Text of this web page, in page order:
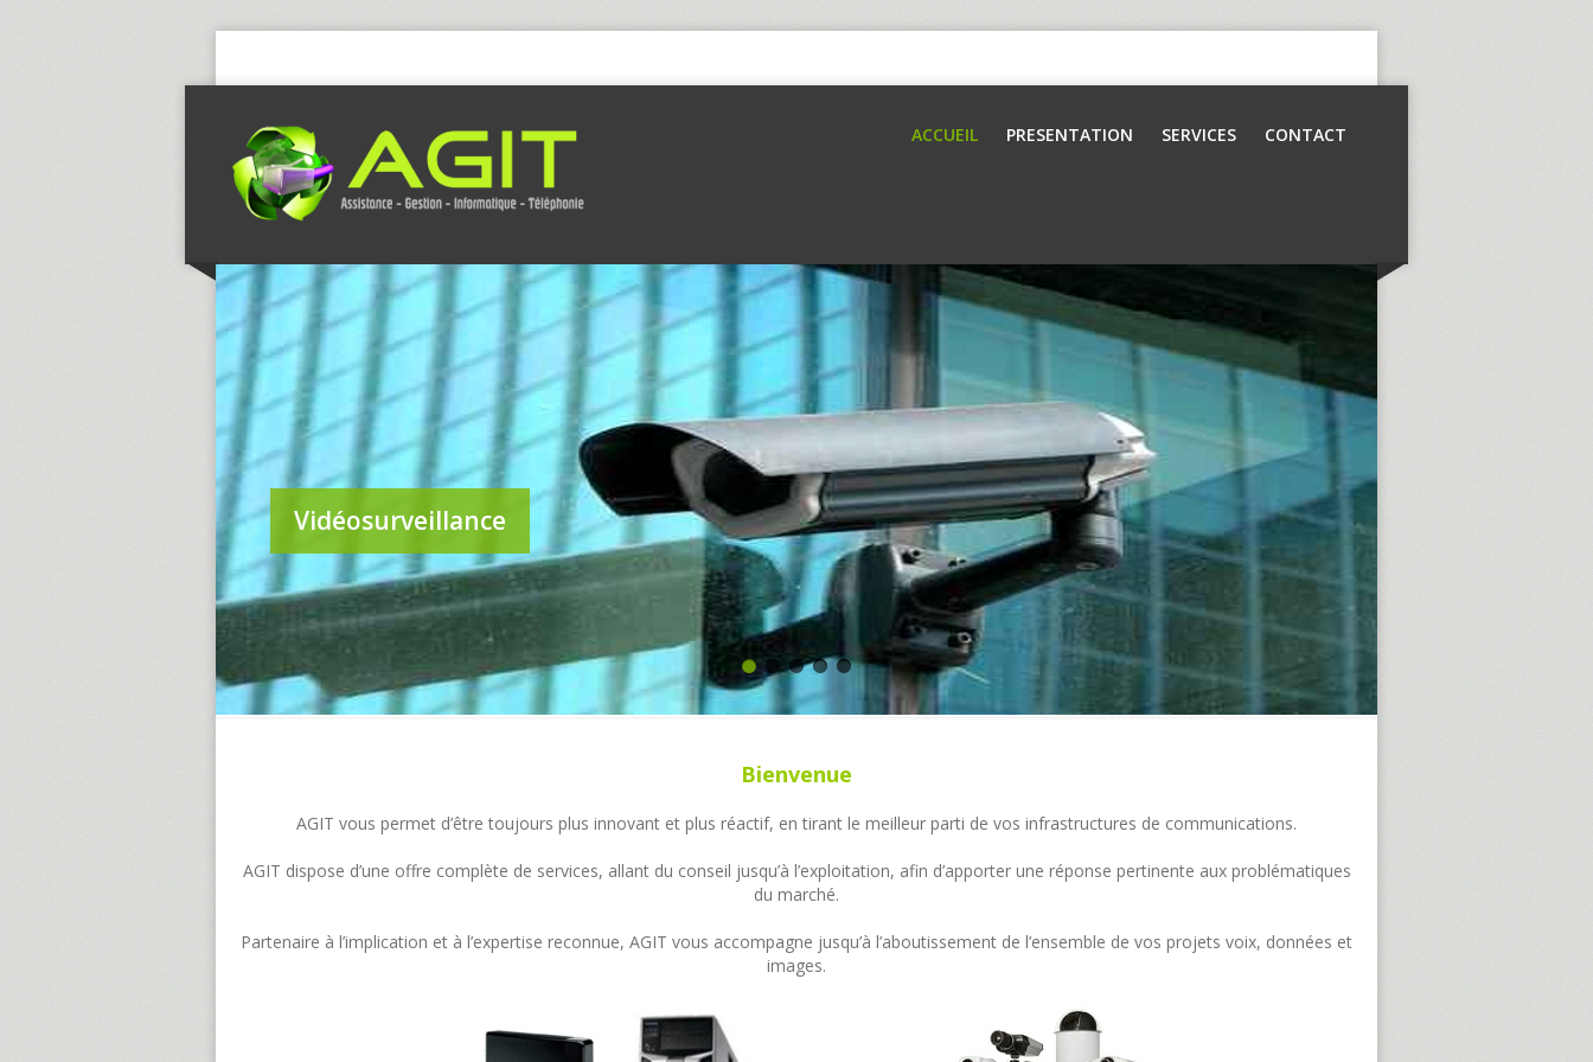
ACCUEIL PRESENTATION SERVICES CONTACT
Vidéosurveillance
Bienvenue
AGIT vous permet d’être toujours plus innovant et plus réactif, en tirant le meilleur parti de vos infrastructures de communications.
AGIT dispose d’une offre complète de services, allant du conseil jusqu’à l’exploitation, afin d’apporter une réponse pertinente aux problématiques
du marché.
Partenaire à l’implication et à l’expertise reconnue, AGIT vous accompagne jusqu’à l’aboutissement de l’ensemble de vos projets voix, données et
images.